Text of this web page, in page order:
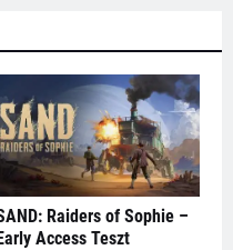
Raiders of Sophie –
Access Teszt